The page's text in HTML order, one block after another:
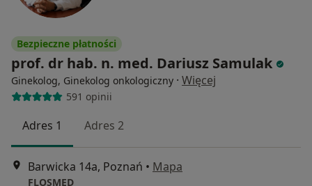
Bezpieczne płatności
prof. dr hab. n. med. Dariusz Samulak
Ginekolog, Ginekolog onkologiczny · Więcej
591 opinii
Adres 1 Adres 2
Barwicka 14a, Poznań • Mapa
FLOSMED